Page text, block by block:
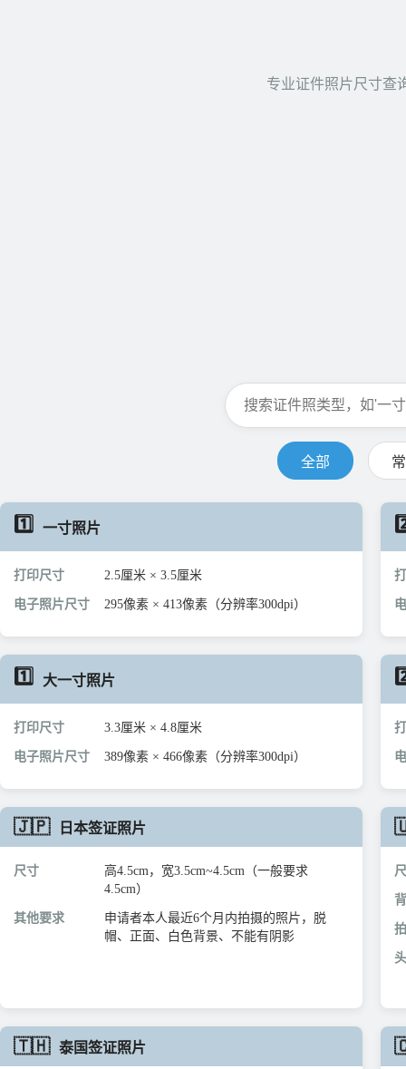
专业证件照片尺寸查
全部
1️⃣ 一寸照片
打印尺寸 2.5厘米 × 3.5厘米
电子照片尺寸 295像素 × 413像素（分辨率300dpi）
1️⃣ 大一寸照片
打印尺寸 3.3厘米 × 4.8厘米
电子照片尺寸 389像素 × 466像素（分辨率300dpi）
🇯🇵 日本签证照片
尺寸
高4.5cm，宽3.5cm~4.5cm（一般要求
4.5cm）
其他要求
申请者本人最近6个月内拍摄的照片，脱
帽、正面、白色背景、不能有阴影
🇹🇭 泰国签证照片